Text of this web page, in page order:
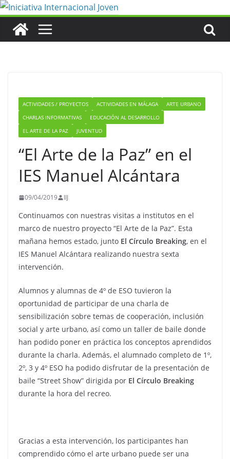
Saltar
contenido
ACTIVIDADES / PROYECTOS ACTIVIDADES EN MÁLAGA
ARTE URBANO
CHARLAS INFORMATIVAS
EDUCACIÓN AL DESARROLLO
EL ARTE DE LA PAZ
JUVENTUD
“El Arte de la Paz” en el
IES Manuel Alcántara
09/04/2019 IIJ
Continuamos con nuestras visitas a institutos en el
marco de nuestro proyecto “El Arte de la Paz”. Esta
mañana hemos estado, junto El Círculo Breaking, en el
IES Manuel Alcántara realizando nuestra sexta
intervención.
Alumnos y alumnas de 4º de ESO tuvieron la
oportunidad de participar de una charla de
sensibilización sobre temas de cooperación, inclusión
social y arte urbano, así como un taller de baile donde
han podido poner en práctica los conceptos aprendidos
durante la charla. Además, el alumnado completo de 1º,
2º, 3 y 4º ESO ha podido disfrutar de la presentación de
baile “Street Show” dirigida por El Círculo Breaking
durante la hora del recreo.
Gracias a esta intervención, los participantes han
comprendido cómo el arte urbano puede ser una